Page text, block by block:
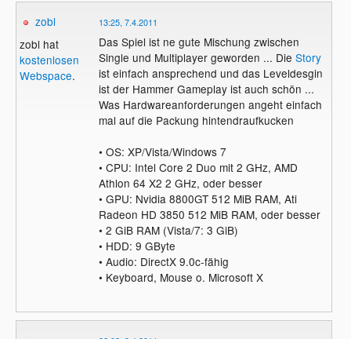
zobl
zobl hat
kostenlosen
Webspace.
13:25, 7.4.2011
Das Spiel ist ne gute Mischung zwischen
Single und Multiplayer geworden ... Die Story
ist einfach ansprechend und das Leveldesgin
ist der Hammer Gameplay ist auch schön ...
Was Hardwareanforderungen angeht einfach
mal auf die Packung hintendraufkucken
• OS: XP/Vista/Windows 7
• CPU: Intel Core 2 Duo mit 2 GHz, AMD
Athlon 64 X2 2 GHz, oder besser
• GPU: Nvidia 8800GT 512 MiB RAM, Ati
Radeon HD 3850 512 MiB RAM, oder besser
• 2 GiB RAM (Vista/7: 3 GiB)
• HDD: 9 GByte
• Audio: DirectX 9.0c-fähig
• Keyboard, Mouse o. Microsoft X